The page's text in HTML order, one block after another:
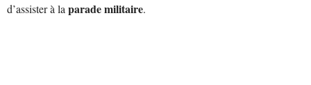
d’assister à la parade militaire.